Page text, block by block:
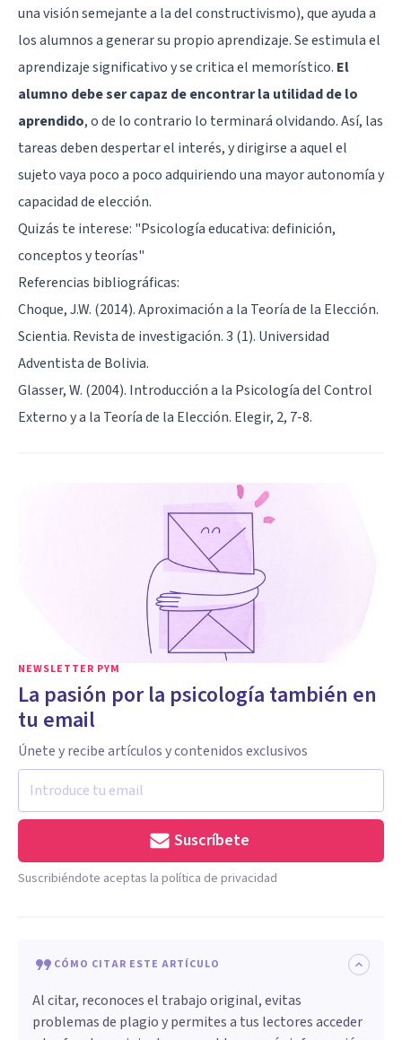
una visión semejante a la del constructivismo), que ayuda a
los alumnos a generar su propio aprendizaje. Se estimula el
aprendizaje significativo y se critica el memorístico. El
alumno debe ser capaz de encontrar la utilidad de lo
aprendido, o de lo contrario lo terminará olvidando. Así, las
tareas deben despertar el interés, y dirigirse a aquel el
sujeto vaya poco a poco adquiriendo una mayor autonomía y
capacidad de elección.
Quizás te interese: "Psicología educativa: definición,
conceptos y teorías"
Referencias bibliográficas:
Choque, J.W. (2014). Aproximación a la Teoría de la Elección.
Scientia. Revista de investigación. 3 (1). Universidad
Adventista de Bolivia.
Glasser, W. (2004). Introducción a la Psicología del Control
Externo y a la Teoría de la Elección. Elegir, 2, 7-8.
NEWSLETTER PYM
La pasión por la psicología también en
tu email
Únete y recibe artículos y contenidos exclusivos
Suscríbete
Suscribiéndote aceptas la política de privacidad
CÓMO CITAR ESTE ARTÍCULO
Al citar, reconoces el trabajo original, evitas
problemas de plagio y permites a tus lectores acceder